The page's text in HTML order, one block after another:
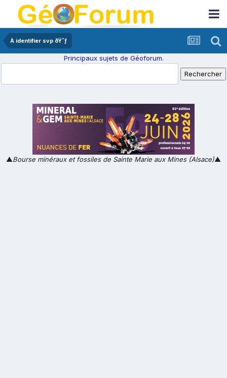
À identifier svp ðŸ˜ƒ
Principaux sujets de Géoforum.
▲Bourse minéraux et fossiles de Sainte Marie aux Mines (Alsace)▲